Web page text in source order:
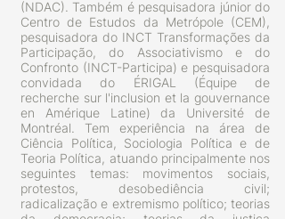
(NDAC). Também é pesquisadora júnior do
Centro de Estudos da Metrópole (CEM),
pesquisadora do INCT Transformações da
Participação, do Associativismo e do
Confronto (INCT-Participa) e pesquisadora
convidada do ÉRIGAL (Équipe de
recherche sur l'inclusion et la gouvernance
en Amérique Latine) da Université de
Montréal. Tem experiência na área de
Ciência Política, Sociologia Política e de
Teoria Política, atuando principalmente nos
seguintes temas: movimentos sociais,
protestos, desobediência civil;
radicalização e extremismo político; teorias